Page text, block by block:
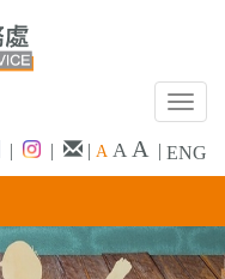
T
g
n
| | | A A A | ENG